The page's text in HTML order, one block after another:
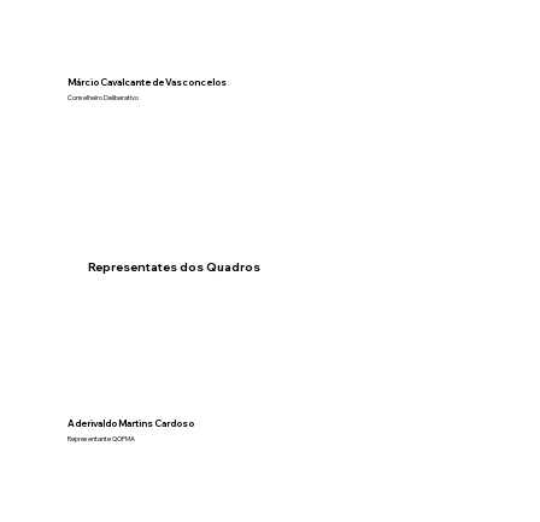
Márcio Cavalcante de Vasconcelos
Conselheiro Deliberativo
Representates dos Quadros
Aderivaldo Martins Cardoso
Representante QOPMA